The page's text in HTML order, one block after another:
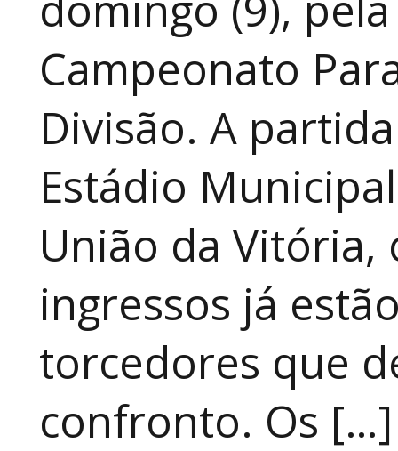
Campeonato
Divisão. A
Estádio
União da Vitória,
ingressos já
torcedores que
confronto. Os […]